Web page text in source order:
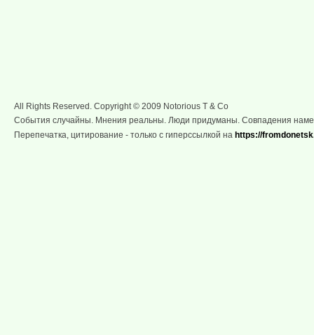
All Rights Reserved. Copyright © 2009 Notorious T & Co
События случайны. Мнения реальны. Люди придуманы. Совпадения
Перепечатка, цитирование - только с гиперссылкой на https://